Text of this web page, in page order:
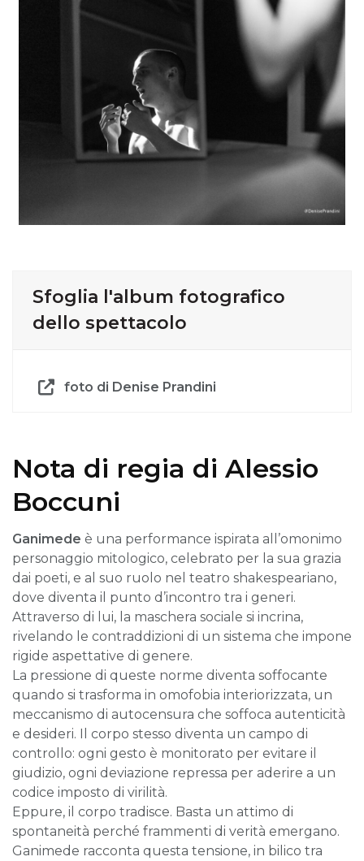
Sfoglia l'album fotografico
dello spettacolo
foto di Denise Prandini
Nota di regia di Alessio
Boccuni
Ganimede è una performance ispirata all’omonimo
personaggio mitologico, celebrato per la sua grazia
dai poeti, e al suo ruolo nel teatro shakespeariano,
dove diventa il punto d’incontro tra i generi.
Attraverso di lui, la maschera sociale si incrina,
rivelando le contraddizioni di un sistema che impone
rigide aspettative di genere.
La pressione di queste norme diventa soffocante
quando si trasforma in omofobia interiorizzata, un
meccanismo di autocensura che soffoca autenticità
e desideri. Il corpo stesso diventa un campo di
controllo: ogni gesto è monitorato per evitare il
giudizio, ogni deviazione repressa per aderire a un
codice imposto di virilità.
Eppure, il corpo tradisce. Basta un attimo di
spontaneità perché frammenti di verità emergano.
Ganimede racconta questa tensione, in bilico tra